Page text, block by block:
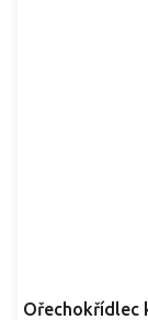
Ořechokřídlec